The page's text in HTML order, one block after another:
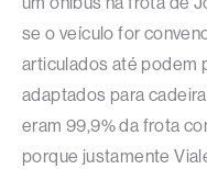
se o veículo for
articulados até podem
adaptados para
eram 99,9% da frota
porque justamente